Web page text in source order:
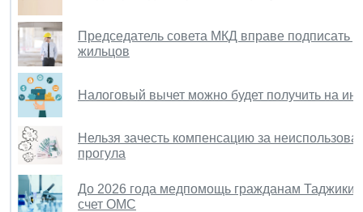
Председатель совета МКД вправе подписать
жильцов
Налоговый вычет можно будет получить на
Нельзя зачесть компенсацию за
прогула
До 2026 года медпомощь гражданам
счет ОМС